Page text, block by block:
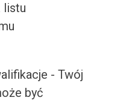
listu
- Twój
być